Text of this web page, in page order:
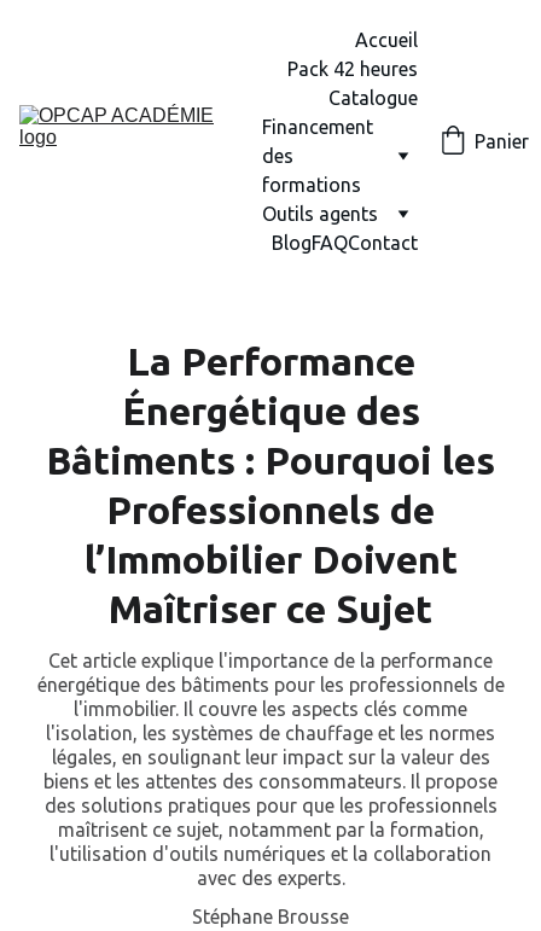
Accueil
Pack 42 heures
Catalogue
Financement
des
formations
Outils agents
BlogFAQContact
Panier
La Performance
Énergétique des
Bâtiments : Pourquoi les
Professionnels de
l’Immobilier Doivent
Maîtriser ce Sujet
Cet article explique l'importance de la performance
énergétique des bâtiments pour les professionnels de
l'immobilier. Il couvre les aspects clés comme
l'isolation, les systèmes de chauffage et les normes
légales, en soulignant leur impact sur la valeur des
biens et les attentes des consommateurs. Il propose
des solutions pratiques pour que les professionnels
maîtrisent ce sujet, notamment par la formation,
l'utilisation d'outils numériques et la collaboration
avec des experts.
Stéphane Brousse